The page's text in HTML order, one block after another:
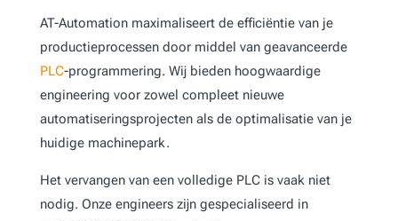
AT-Automation maximaliseert de efficiëntie van je
productieprocessen door middel van geavanceerde
PLC-programmering. Wij bieden hoogwaardige
engineering voor zowel compleet nieuwe
automatiseringsprojecten als de optimalisatie van je
huidige machinepark.
Het vervangen van een volledige PLC is vaak niet
nodig. Onze engineers zijn gespecialiseerd in